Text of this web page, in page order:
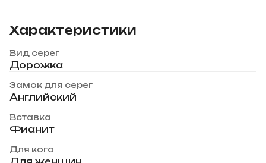
Характеристики
Вид серег
Дорожка
Замок для серег
Английский
Вставка
Фианит
Для кого